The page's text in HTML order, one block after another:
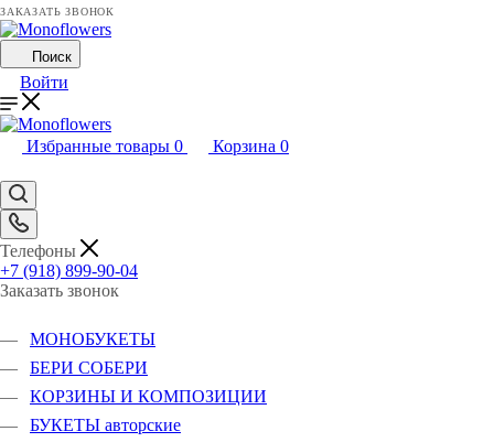
ЗАКАЗАТЬ ЗВОНОК
Поиск
Войти
Избранные товары 0 Корзина 0
Телефоны
+7 (918) 899-90-04
Заказать звонок
МОНОБУКЕТЫ
БЕРИ СОБЕРИ
КОРЗИНЫ И КОМПОЗИЦИИ
БУКЕТЫ авторские